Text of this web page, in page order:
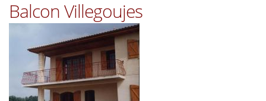
Balcon Villegoujes